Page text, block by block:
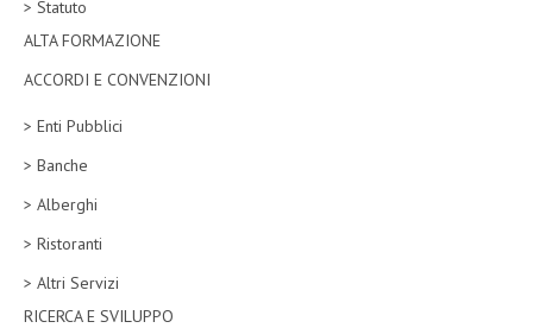
ATTO COSTITUTIVO E STATUTO
ORGANIZZAZIONE
OBIETTIVI
DIREZIONE SCIENTIFICA
ALTA FORMAZIONE
> Statuto
ALTA FORMAZIONE
ACCORDI E CONVENZIONI
> Enti Pubblici
> Banche
> Alberghi
> Ristoranti
> Altri Servizi
RICERCA E SVILUPPO